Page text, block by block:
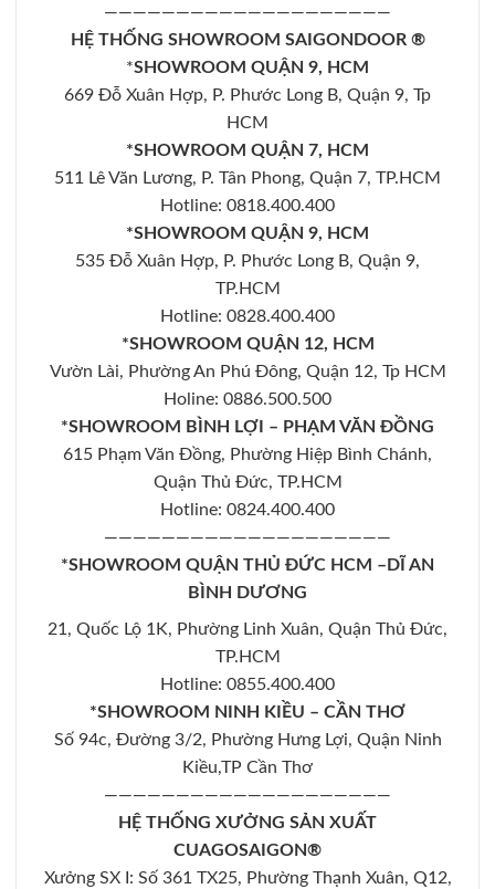
————————————————————
HỆ THỐNG SHOWROOM SAIGONDOOR ®
*SHOWROOM QUẬN 9, HCM
669 Đỗ Xuân Hợp, P. Phước Long B, Quận 9, Tp
HCM
*SHOWROOM QUẬN 7, HCM
511 Lê Văn Lương, P. Tân Phong, Quận 7, TP.HCM
Hotline: 0818.400.400
*SHOWROOM QUẬN 9, HCM
535 Đỗ Xuân Hợp, P. Phước Long B, Quận 9,
TP.HCM
Hotline: 0828.400.400
*SHOWROOM QUẬN 12, HCM
Vườn Lài, Phường An Phú Đông, Quận 12, Tp HCM
Holine: 0886.500.500
*SHOWROOM BÌNH LỢI – PHẠM VĂN ĐỒNG
615 Phạm Văn Đồng, Phường Hiệp Bình Chánh,
Quận Thủ Đức, TP.HCM
Hotline: 0824.400.400
————————————————————
*SHOWROOM QUẬN THỦ ĐỨC HCM –DĨ AN
BÌNH DƯƠNG
21, Quốc Lộ 1K, Phường Linh Xuân, Quận Thủ Đức,
TP.HCM
Hotline: 0855.400.400
*SHOWROOM NINH KIỀU – CẦN THƠ
Số 94c, Đường 3/2, Phường Hưng Lợi, Quận Ninh
Kiều,TP Cần Thơ
————————————————————
HỆ THỐNG XƯỞNG SẢN XUẤT
CUAGOSAIGON®
Xưởng SX I: Số 361 TX25, Phường Thạnh Xuân, Q12,